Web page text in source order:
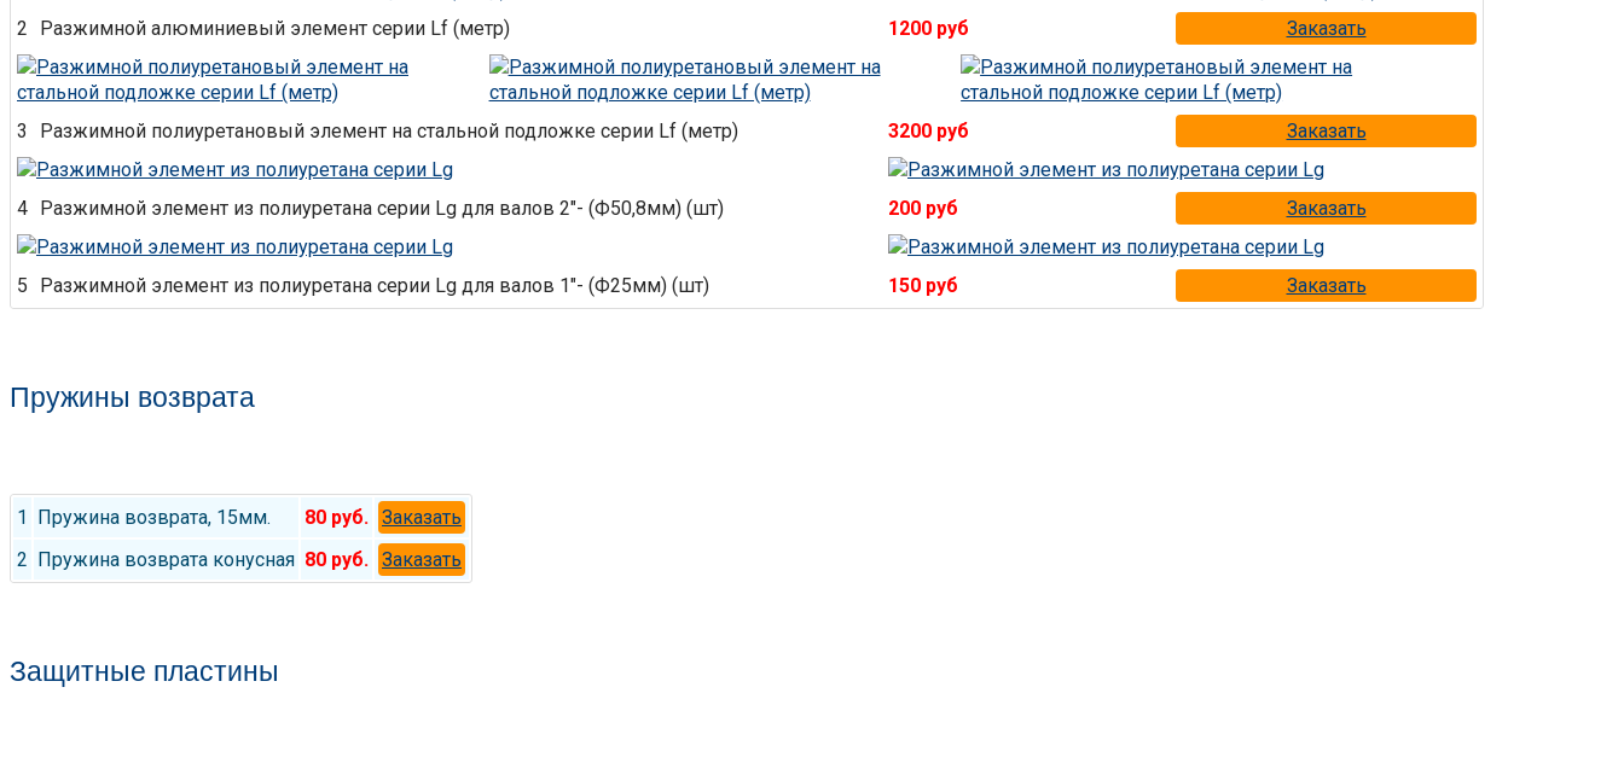
2 Разжимной алюминиевый элемент серии Lf (метр) 1200 руб Заказать
3 Разжимной полиуретановый элемент на стальной подложке серии Lf (метр) 3200 руб Заказать
4 Разжимной элемент из полиуретана серии Lg для валов 2"- (Ф50,8мм) (шт) 200 руб Заказать
5 Разжимной элемент из полиуретана серии Lg для валов 1"- (Ф25мм) (шт) 150 руб Заказать
Пружины возврата
1 Пружина возврата, 15мм. 80 руб. Заказать
2 Пружина возврата конусная 80 руб. Заказать
Защитные пластины